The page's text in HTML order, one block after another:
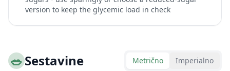
version to keep the glycemic load in check
🥗Sestavine Metrično Imperialno